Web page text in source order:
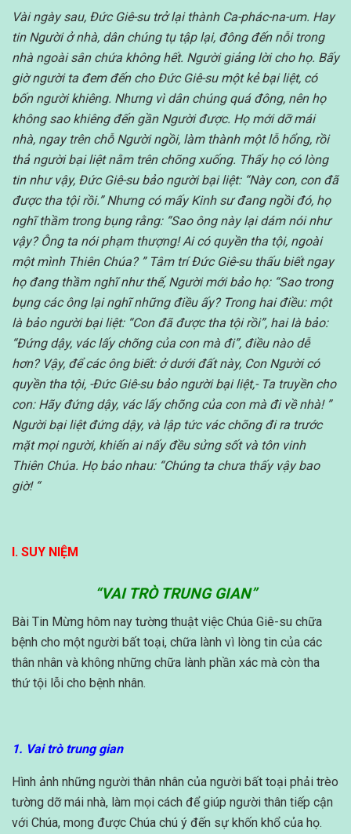
Vài ngày sau, Đức Giê-su trở lại thành Ca-phác-na-um. Hay
tin Người ở nhà, dân chúng tụ tập lại, đông đến nỗi trong
nhà ngoài sân chứa không hết. Người giảng lời cho họ. Bấy
giờ người ta đem đến cho Đức Giê-su một kẻ bại liệt, có
bốn người khiêng. Nhưng vì dân chúng quá đông, nên họ
không sao khiêng đến gần Người được. Họ mới dỡ mái
nhà, ngay trên chỗ Người ngồi, làm thành một lỗ hổng, rồi
thả người bại liệt nằm trên chõng xuống. Thấy họ có lòng
tin như vậy, Đức Giê-su bảo người bại liệt: “Này con, con đã
được tha tội rồi.” Nhưng có mấy Kinh sư đang ngồi đó, họ
nghĩ thầm trong bụng rằng: “Sao ông này lại dám nói như
vậy? Ông ta nói phạm thượng! Ai có quyền tha tội, ngoài
một mình Thiên Chúa? ” Tâm trí Đức Giê-su thấu biết ngay
họ đang thầm nghĩ như thế, Người mới bảo họ: “Sao trong
bụng các ông lại nghĩ những điều ấy? Trong hai điều: một
là bảo người bại liệt: “Con đã được tha tội rồi”, hai là bảo:
“Đứng dậy, vác lấy chõng của con mà đi”, điều nào dễ
hơn? Vậy, để các ông biết: ở dưới đất này, Con Người có
quyền tha tội, -Đức Giê-su bảo người bại liệt,- Ta truyền cho
con: Hãy đứng dậy, vác lấy chõng của con mà đi về nhà! ”
Người bại liệt đứng dậy, và lập tức vác chõng đi ra trước
mặt mọi người, khiến ai nấy đều sửng sốt và tôn vinh
Thiên Chúa. Họ bảo nhau: “Chúng ta chưa thấy vậy bao
giờ! “
I. SUY NIỆM
“VAI TRÒ TRUNG GIAN”
Bài Tin Mừng hôm nay tường thuật việc Chúa Giê-su chữa
bệnh cho một người bất toại, chữa lành vì lòng tin của các
thân nhân và không những chữa lành phần xác mà còn tha
thứ tội lỗi cho bệnh nhân.
1. Vai trò trung gian
Hình ảnh những người thân nhân của người bất toại phải trèo
tường dỡ mái nhà, làm mọi cách để giúp người thân tiếp cận
với Chúa, mong được Chúa chú ý đến sự khốn khổ của họ.